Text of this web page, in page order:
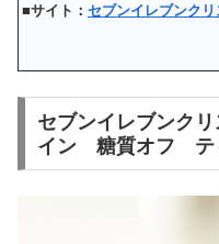
■サイト： セブンイレブンク
セブンイレブンク
イン 糖質オフ テ